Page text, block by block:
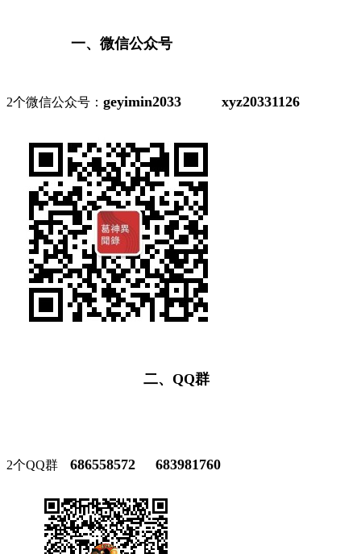
一、微信公众号
2个微信公众号： geyimin2033 xyz20331126
二、QQ群
2个QQ群 686558572 683981760